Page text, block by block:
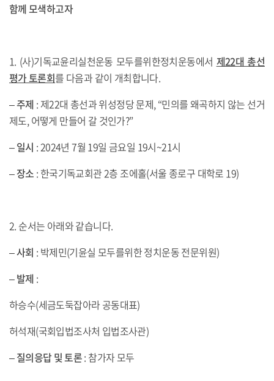
함께 모색하고자
1. (사)기독교윤리실천운동 모두를위한정치운동에서 제22대 총선
평가 토론회를 다음과 같이 개최합니다.
–주제 : 제22대 총선과 위성정당 문제, “민의를 왜곡하지 않는 선거
제도, 어떻게 만들어 갈 것인가?”
–일시 : 2024년 7월 19일 금요일 19시~21시
–장소 : 한국기독교회관 2층 조에홀(서울 종로구 대학로 19)
2. 순서는 아래와 같습니다.
–사회 : 박제민(기윤실 모두를위한 정치운동 전문위원)
–발제 :
하승수(세금도둑잡아라 공동대표)
허석재(국회입법조사처 입법조사관)
–질의응답 및 토론: 참가자 모두